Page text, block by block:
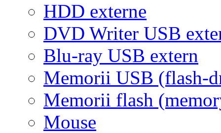
HDD externe
DVD Writer USB
Blu-ray USB extern
Memorii USB (flash-
Memorii flash
Mouse